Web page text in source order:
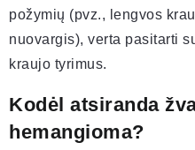
požymių (pvz., lengvos
nuovargis), verta pasitarti
kraujo tyrimus.
Kodėl atsiranda
hemangioma?